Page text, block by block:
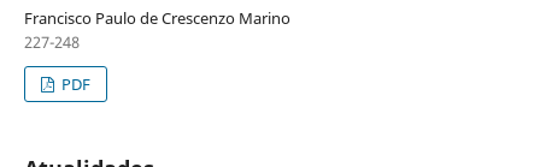
Francisco Paulo de Crescenzo Marino
227-248
PDF